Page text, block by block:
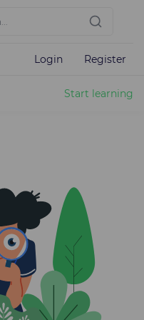
Login Register
Start learning